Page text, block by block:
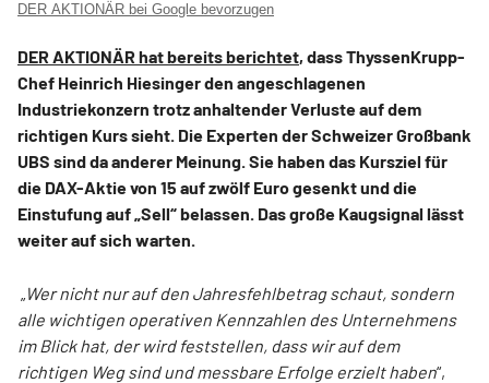
DER AKTIONÄR bei Google bevorzugen
DER AKTIONÄR hat bereits berichtet, dass ThyssenKrupp-
Chef Heinrich Hiesinger den angeschlagenen
Industriekonzern trotz anhaltender Verluste auf dem
richtigen Kurs sieht. Die Experten der Schweizer Großbank
UBS sind da anderer Meinung. Sie haben das Kursziel für
die DAX-Aktie von 15 auf zwölf Euro gesenkt und die
Einstufung auf „Sell“ belassen. Das große Kaugsignal lässt
weiter auf sich warten.
„Wer nicht nur auf den Jahresfehlbetrag schaut, sondern
alle wichtigen operativen Kennzahlen des Unternehmens
im Blick hat, der wird feststellen, dass wir auf dem
richtigen Weg sind und messbare Erfolge erzielt haben“,